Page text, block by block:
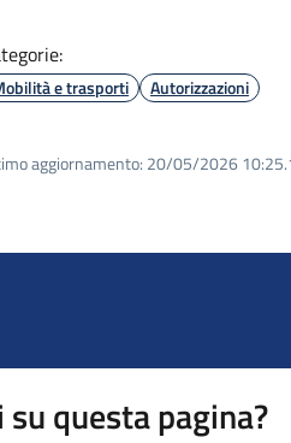
e trasporti Autorizzazioni
aggiornamento: 20/05/2026
questa pagina?